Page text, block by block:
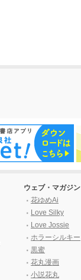
ウェブ・マガジン
花ゆめAi
Love Silky
Love Jossie
ホラーシルキー
黒蜜
花丸漫画
小説花丸